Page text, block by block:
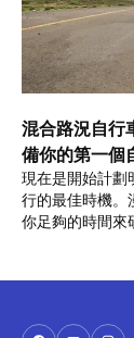
混合路況自行
備你的第一個
現在是開始計劃
行的最佳時機。
你足夠的時間來
你來說是新的嘗
以下五件事。